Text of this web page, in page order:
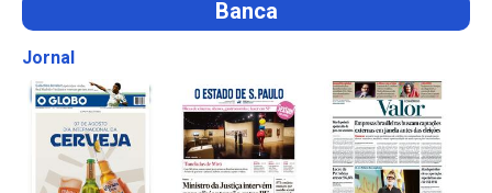
Banca
Jornal